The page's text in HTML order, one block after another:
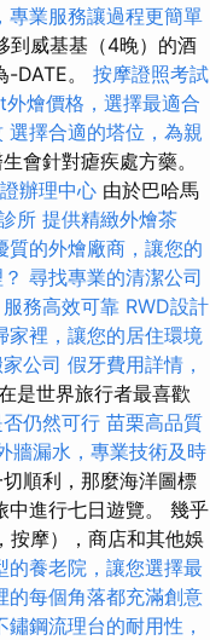
專業服務讓過程更簡單
到威基基（4晚）的酒
DATE。 按摩證照考試
燴價格，選擇最適合
選擇合適的塔位，為親
會針對瘧疾處方藥。
辦理中心 由於巴哈馬
所 提供精緻外燴茶
質的外燴廠商，讓您的
尋找專業的清潔公司
務高效可靠 RWD設計
家裡，讓您的居住環境
公司 假牙費用詳情，
是世界旅行者最喜歡
仍然可行 苗栗高品質
牆漏水，專業技術及時
順利，那麼海洋圖標
中進行七日遊覽。 幾乎
按摩），商店和其他娛
的養老院，讓您選擇最
的每個角落都充滿創意
鏽鋼流理台的耐用性，